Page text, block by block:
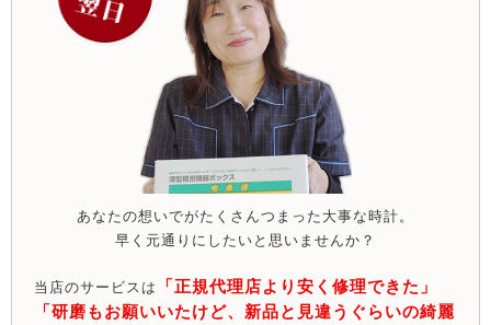
あなたの想いでがたくさんつまった大事な時計。
早く元通りにしたいと思いませんか？
当店のサービスは
「正規代理店より安く修理できた」
「研磨もお願いいたけど、新品と見違うぐらいの綺麗